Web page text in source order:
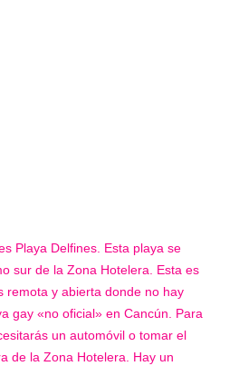
Playa Delfines. Esta playa se
sur de la Zona Hotelera. Esta es
remota y abierta donde no hay
gay «no oficial» en Cancún. Para
un automóvil o tomar el
de la Zona Hotelera. Hay un